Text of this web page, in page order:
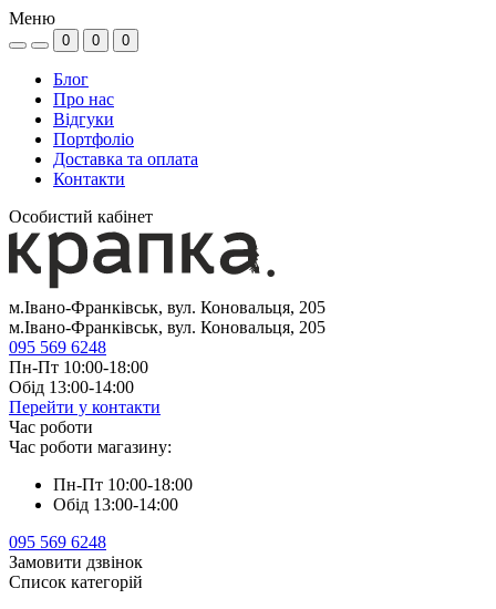
Меню
0 0 0
Блог
Про нас
Відгуки
Портфоліо
Доставка та оплата
Контакти
Особистий кабінет
м.Івано-Франківськ, вул. Коновальця, 205
м.Івано-Франківськ, вул. Коновальця, 205
095 569 6248
Пн-Пт 10:00-18:00
Обід 13:00-14:00
Перейти у контакти
Час роботи
Час роботи магазину:
Пн-Пт 10:00-18:00
Обід 13:00-14:00
095 569 6248
Замовити дзвінок
Список категорій